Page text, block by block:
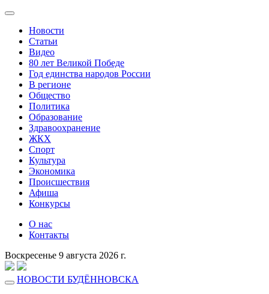
Новости
Статьи
Видео
80 лет Великой Победе
Год единства народов России
В регионе
Общество
Политика
Образование
Здравоохранение
ЖКХ
Спорт
Культура
Экономика
Происшествия
Афиша
Конкурсы
О нас
Контакты
Воскресенье 9 августа 2026 г.
НОВОСТИ БУДЁННОВСКА